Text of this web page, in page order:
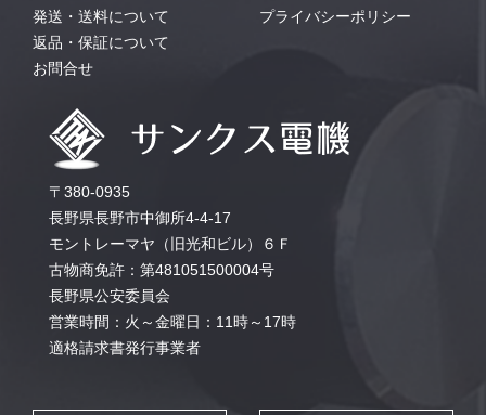
発送・送料について
返品・保証について
お問合せ
プライバシーポリシー
〒380-0935
長野県長野市中御所4-4-17
モントレーマヤ（旧光和ビル）６Ｆ
古物商免許：第481051500004号
長野県公安委員会
営業時間：火～金曜日：11時～17時
適格請求書発行事業者